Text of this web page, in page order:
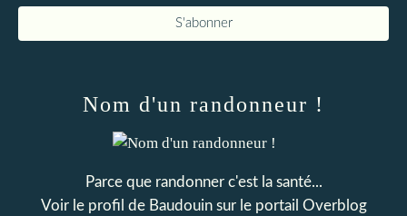
Nom d'un randonneur !
Parce que randonner c'est la santé...
Voir le profil de Baudouinsur le portail Overblog